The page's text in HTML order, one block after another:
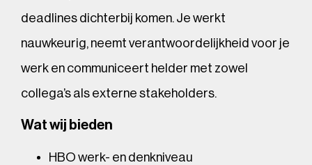
deadlines dichterbij komen. Je werkt
nauwkeurig, neemt verantwoordelijkheid voor je
werk en communiceert helder met zowel
collega’s als externe stakeholders.
Wat wij bieden
HBO werk- en denkniveau